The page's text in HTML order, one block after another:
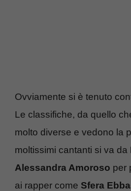
Ovviamente si è tenuto
Le classifiche, da quello
molto diverse e vedono la
moltissimi cantanti si va da
Alessandra Amoroso per
ai rapper come Sfera